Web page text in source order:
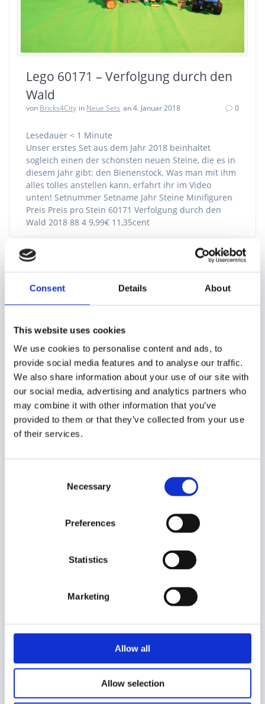
Consent Details About
This website uses cookies
We use cookies to personalise content and ads, to
provide social media features and to analyse our traffic.
We also share information about your use of our site with
our social media, advertising and analytics partners who
may combine it with other information that you’ve
provided to them or that they’ve collected from your use
of their services.
Necessary
Preferences
Statistics
Marketing
Allow all
Allow selection
Lego 60171 – Verfolgung durch den
Wald
von Bricks4City in Neue Sets an 4. Januar 2018 0
Lesedauer < 1 Minute
Unser erstes Set aus dem Jahr 2018 beinhaltet
sogleich einen der schönsten neuen Steine, die es in
diesem Jahr gibt: den Bienenstock. Was man mit ihm
alles tolles anstellen kann, erfahrt ihr im Video
unten! Setnummer Setname Jahr Steine Minifiguren
Preis Preis pro Stein 60171 Verfolgung durch den
Wald 2018 88 4 9,99€ 11,35cent
Suchen
Neueste Beiträge
Bricklink Designer Program Series 11 – Das Fanvoting
12. Mai 2026
Bricklink Designer Program Series 10 – Das Fanvoting
10. Februar 2026
Vergleich zwischen den Discovery Centren in
Hamburg und Berlin
Film
Gratisset
Ideas